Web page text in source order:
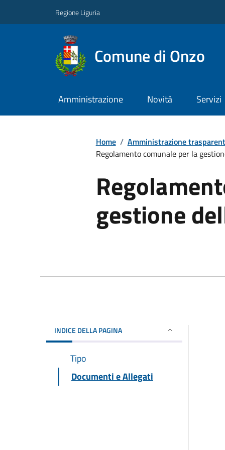
Regione Liguria
Comune di Onzo
Amministrazione Novità Servizi
Home / Amministrazione
Regolamento comunale per la
gestione
INDICE DELLA PAGINA
Tipo
Documenti e Allegati